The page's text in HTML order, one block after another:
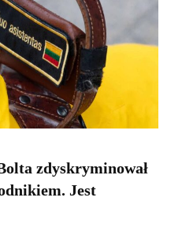
zdyskryminował
Jest